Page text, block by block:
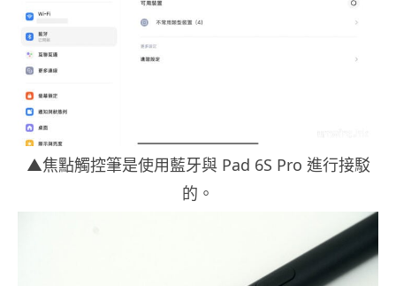
▲焦點觸控筆是使用藍牙與 Pad 6S Pro 進行接駁
的。